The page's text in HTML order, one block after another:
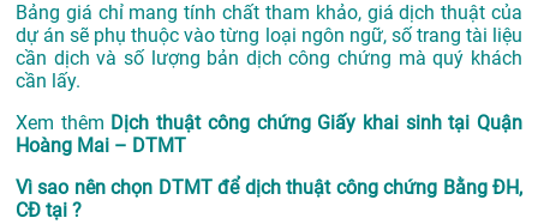
Bảng giá chỉ mang tính chất tham khảo, giá dịch thuật của
dự án sẽ phụ thuộc vào từng loại ngôn ngữ, số trang tài liệu
cần dịch và số lượng bản dịch công chứng mà quý khách
cần lấy.
Xem thêm Dịch thuật công chứng Giấy khai sinh tại Quận
Hoàng Mai – DTMT
Vì sao nên chọn DTMT để dịch thuật công chứng Bằng ĐH,
CĐ tại ?